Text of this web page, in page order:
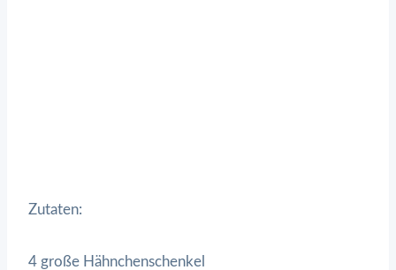
Zutaten:
4 große Hähnchenschenkel